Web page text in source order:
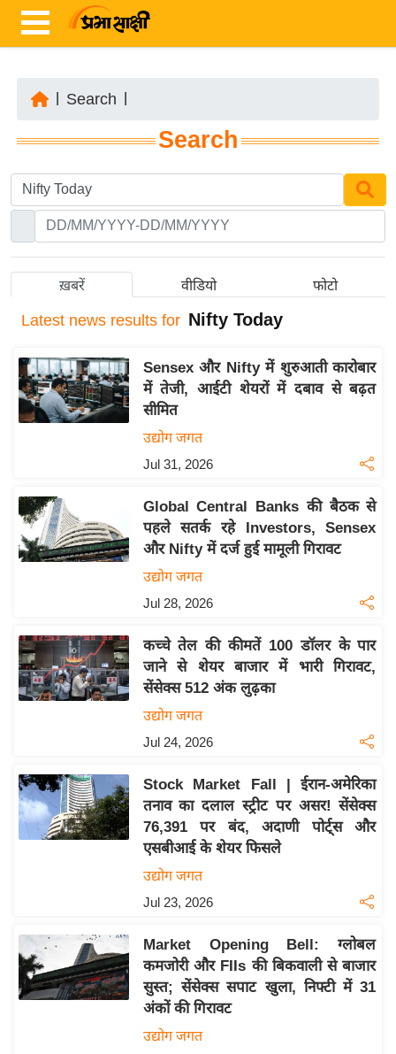
ज़ा
ख
र
ष्ट्री
अं
र्रा
ष्ट्री
य
स
उ
द्यो
ग
त
वि
शे
रा
य
ब
क्रि
के
ट
Search
Search
ख़बरें वीडियो फोटो
Latest news results for Nifty Today
Sensex और Nifty में शुरुआती कारोबार
में तेजी, आईटी शेयरों में दबाव से बढ़त
सीमित
उद्योग जगत
Jul 31, 2026
Global Central Banks की बैठक से
पहले सतर्क रहे Investors, Sensex
और Nifty में दर्ज हुई मामूली गिरावट
उद्योग जगत
Jul 28, 2026
कच्चे तेल की कीमतें 100 डॉलर के पार
जाने से शेयर बाजार में भारी गिरावट,
सेंसेक्स 512 अंक लुढ़का
उद्योग जगत
Jul 24, 2026
Stock Market Fall | ईरान-अमेरिका
तनाव का दलाल स्ट्रीट पर असर! सेंसेक्स
76,391 पर बंद, अदाणी पोर्ट्स और
एसबीआई के शेयर फिसले
उद्योग जगत
Jul 23, 2026
Market Opening Bell: ग्लोबल
कमजोरी और FIIs की बिकवाली से बाजार
सुस्त; सेंसेक्स सपाट खुला, निफ्टी में 31
अंकों की गिरावट
उद्योग जगत